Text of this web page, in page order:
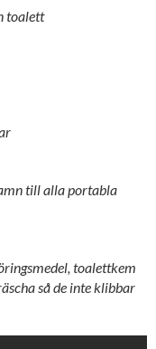
toalett
till alla portabla
toalettkem
så de inte klibbar